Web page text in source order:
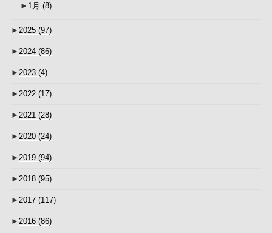
► 1月 (8)
► 2025 (97)
► 2024 (86)
► 2023 (4)
► 2022 (17)
► 2021 (28)
► 2020 (24)
► 2019 (94)
► 2018 (95)
► 2017 (117)
► 2016 (86)